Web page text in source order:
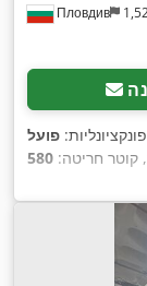
Пловдив
פועל
, קוטר חריטה: 580
כניסה:תלת פאזי